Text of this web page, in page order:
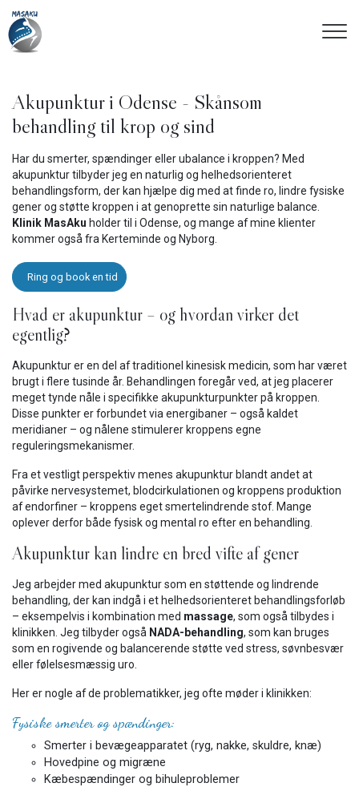
Gå
til
hovedindhold
Akupunktur i Odense - Skånsom
behandling til krop og sind
Har du smerter, spændinger eller ubalance i kroppen? Med
akupunktur tilbyder jeg en naturlig og helhedsorienteret
behandlingsform, der kan hjælpe dig med at finde ro, lindre fysiske
gener og støtte kroppen i at genoprette sin naturlige balance.
Klinik MasAku holder til i Odense, og mange af mine klienter
kommer også fra Kerteminde og Nyborg.
Ring og book en tid
Hvad er akupunktur – og hvordan virker det
egentlig?
Akupunktur er en del af traditionel kinesisk medicin, som har været
brugt i flere tusinde år. Behandlingen foregår ved, at jeg placerer
meget tynde nåle i specifikke akupunkturpunkter på kroppen.
Disse punkter er forbundet via energibaner – også kaldet
meridianer – og nålene stimulerer kroppens egne
reguleringsmekanismer.
Fra et vestligt perspektiv menes akupunktur blandt andet at
påvirke nervesystemet, blodcirkulationen og kroppens produktion
af endorfiner – kroppens eget smertelindrende stof. Mange
oplever derfor både fysisk og mental ro efter en behandling.
Akupunktur kan lindre en bred vifte af gener
Jeg arbejder med akupunktur som en støttende og lindrende
behandling, der kan indgå i et helhedsorienteret behandlingsforløb
– eksempelvis i kombination med massage, som også tilbydes i
klinikken. Jeg tilbyder også NADA-behandling, som kan bruges
som en rogivende og balancerende støtte ved stress, søvnbesvær
eller følelsesmæssig uro.
Her er nogle af de problematikker, jeg ofte møder i klinikken:
Fysiske smerter og spændinger:
Smerter i bevægeapparatet (ryg, nakke, skuldre, knæ)
Hovedpine og migræne
Kæbespændinger og bihuleproblemer